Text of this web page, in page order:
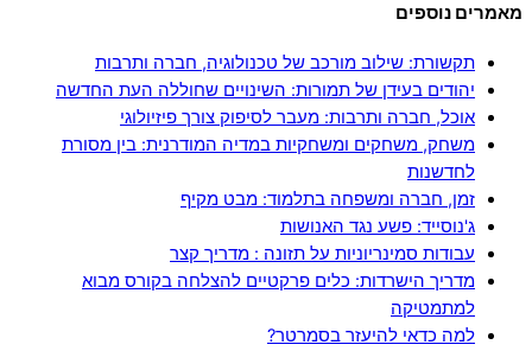
מאמרים נוספים
תקשורת: שילוב מורכב של טכנולוגיה, חברה ותרבות
יהודים בעידן של תמורות: השינויים שחוללה העת החדשה
אוכל, חברה ותרבות: מעבר לסיפוק צורך פיזיולוגי
משחק, משחקים ומשחקיות במדיה המודרנית: בין מסורת
לחדשנות
זמן, חברה ומשפחה בתלמוד: מבט מקיף
ג'נוסייד: פשע נגד האנושות
עבודות סמינריוניות על תזונה : מדריך קצר
מדריך הישרדות: כלים פרקטיים להצלחה בקורס מבוא
למתמטיקה
למה כדאי להיעזר בסמרטר?